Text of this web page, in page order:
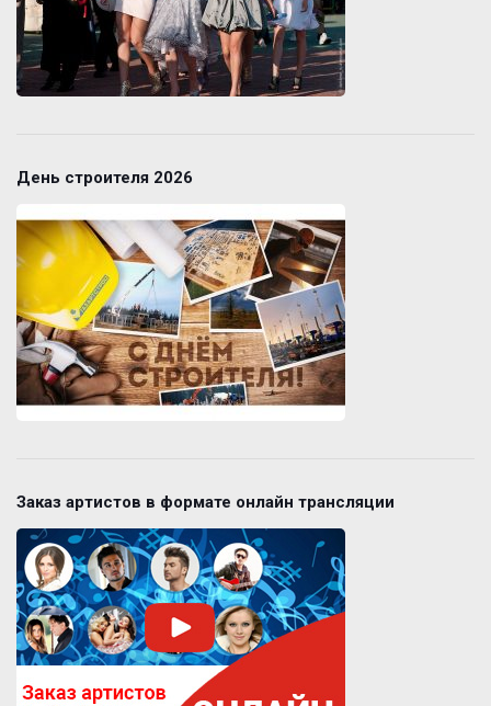
День строителя 2026
Заказ артистов в формате онлайн трансляции